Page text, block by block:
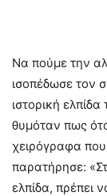
Να πούμε την
ισοπέδωσε τον
ιστορική
θυμόταν πως
χειρόγραφα που
παρατήρησε:
ελπίδα, πρέπει